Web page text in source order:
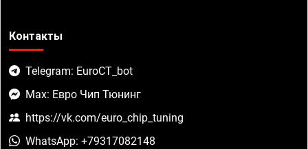
Контакты
Telegram: EuroCT_bot
Max: Евро Чип Тюнинг
https://vk.com/euro_chip_tuning
WhatsApp: +79317082148